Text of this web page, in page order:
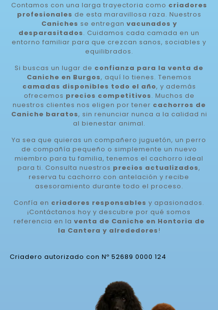
Contamos con una larga trayectoria como criadores
profesionales de esta maravillosa raza. Nuestros
Caniches se entregan vacunados y
desparasitados. Cuidamos cada camada en un
entorno familiar para que crezcan sanos, sociables y
equilibrados.
Si buscas un lugar de confianza para la venta de
Caniche en Burgos, aquí lo tienes. Tenemos
camadas disponibles todo el año, y además
ofrecemos precios competitivos. Muchos de
nuestros clientes nos eligen por tener cachorros de
Caniche baratos, sin renunciar nunca a la calidad ni
al bienestar animal.
Ya sea que quieras un compañero juguetón, un perro
de compañía pequeño o simplemente un nuevo
miembro para tu familia, tenemos el cachorro ideal
para ti. Consulta nuestros precios actualizados,
reserva tu cachorro con antelación y recibe
asesoramiento durante todo el proceso.
Confía en criadores responsables y apasionados.
¡Contáctanos hoy y descubre por qué somos
referencia en la venta de Caniche en Hontoria de
la Cantera y alrededores!
Criadero autorizado con Nº 52689 0000 124